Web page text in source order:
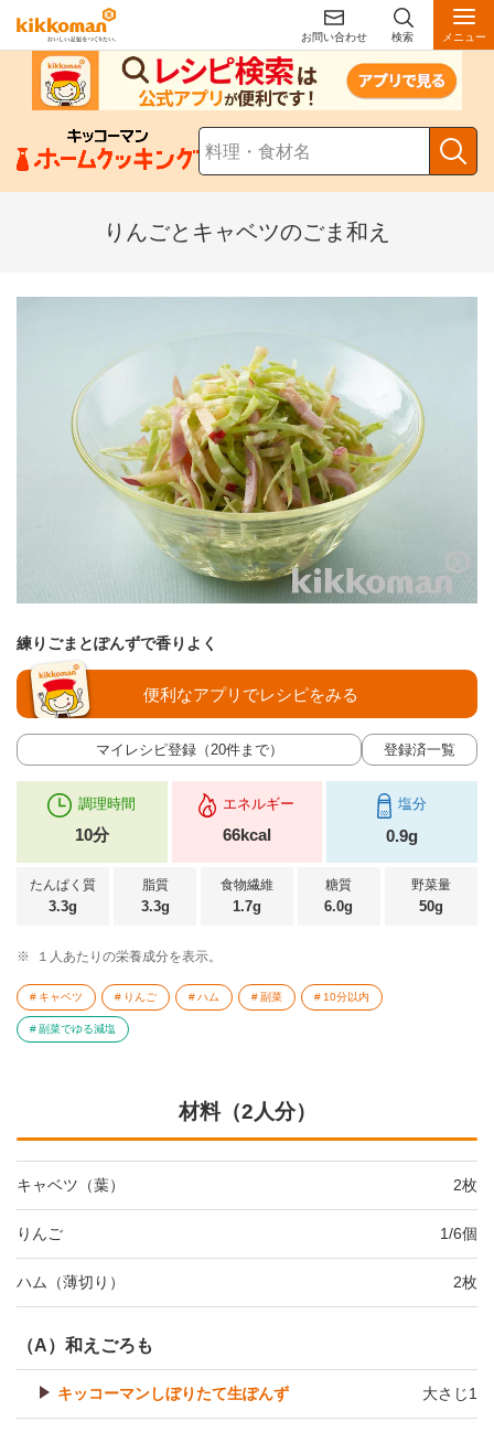
お問い合わせ 検索 メニュー
りんごとキャベツのごま和え
練りごまとぽんずで香りよく
マイレシピ登録（20件まで） 登録済一覧
便利なアプリでレシピをみる
調理時間
10分
エネルギー
66kcal
塩分
0.9g
たんぱく質
3.3g
脂質
3.3g
食物繊維
1.7g
糖質
6.0g
野菜量
50g
※ １人あたりの栄養成分を表示。
キャベツ りんご ハム 副菜 10分以内
副菜でゆる減塩
材料（2人分）
キャベツ（葉） 2枚
りんご 1/6個
ハム（薄切り） 2枚
（A）和えごろも
キッコーマンしぼりたて生ぽんず 大さじ1